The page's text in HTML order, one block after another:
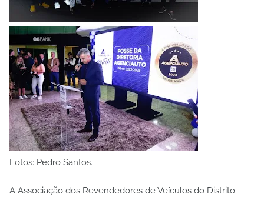
Fotos: Pedro Santos.
A Associação dos Revendedores de Veículos do Distrito